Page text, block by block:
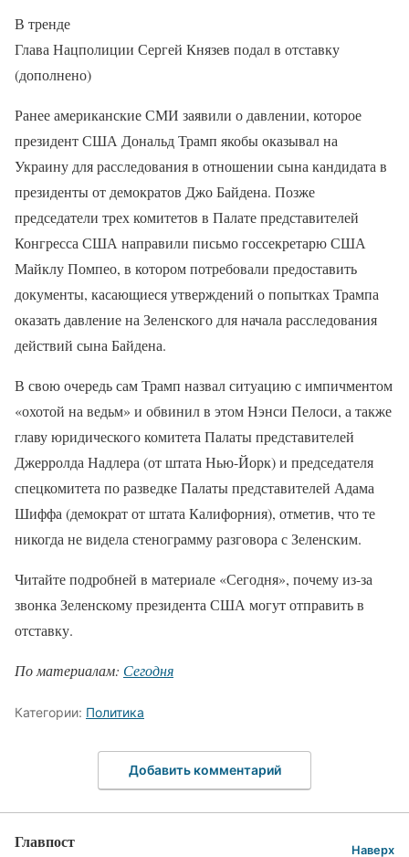
В тренде
Глава Нацполиции Сергей Князев подал в отставку
(дополнено)
Ранее американские СМИ заявили о давлении, которое
президент США Дональд Трамп якобы оказывал на
Украину для расследования в отношении сына кандидата в
президенты от демократов Джо Байдена. Позже
председатели трех комитетов в Палате представителей
Конгресса США направили письмо госсекретарю США
Майклу Помпео, в котором потребовали предоставить
документы, касающиеся утверждений о попытках Трампа
оказать давление на Зеленского для начала расследования
действий сына Байдена.
В свою очередь сам Трамп назвал ситуацию с импичментом
«охотой на ведьм» и обвинил в этом Нэнси Пелоси, а также
главу юридического комитета Палаты представителей
Джерролда Надлера (от штата Нью-Йорк) и председателя
спецкомитета по разведке Палаты представителей Адама
Шиффа (демократ от штата Калифорния), отметив, что те
никогда не видела стенограмму разговора с Зеленским.
Читайте подробней в материале «Сегодня», почему из-за
звонка Зеленскому президента США могут отправить в
отставку.
По материалам: Сегодня
Категории: Политика
Добавить комментарий
Главпост Наверх